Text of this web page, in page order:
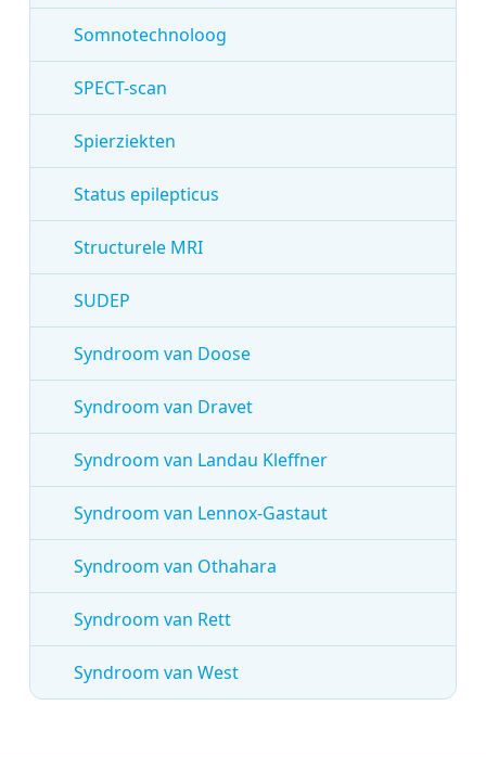
Somnotechnoloog
SPECT-scan
Spierziekten
Status epilepticus
Structurele MRI
SUDEP
Syndroom van Doose
Syndroom van Dravet
Syndroom van Landau Kleffner
Syndroom van Lennox-Gastaut
Syndroom van Othahara
Syndroom van Rett
Syndroom van West